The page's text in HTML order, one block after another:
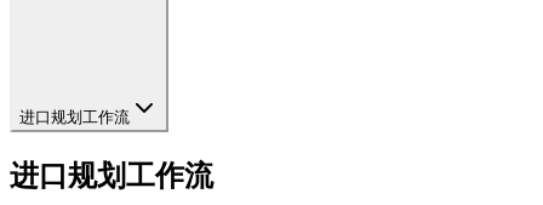
进口规划工作流
进口规划工作流